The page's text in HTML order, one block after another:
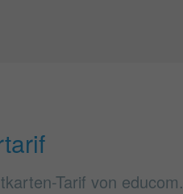
Tarif von educom.